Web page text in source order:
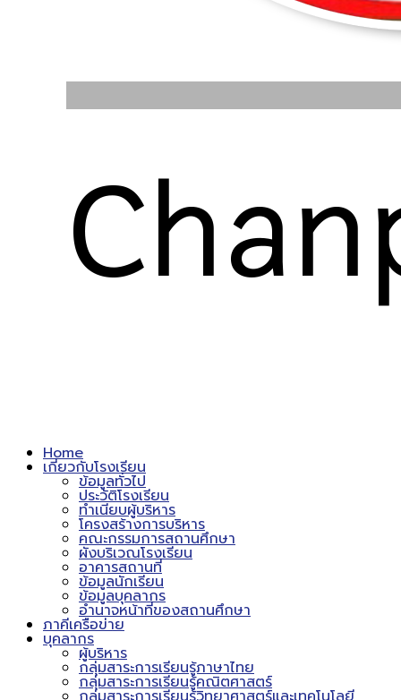
Home
เกี่ยวกับโรงเรียน
ข้อมูลทั่วไป
ประวัติโรงเรียน
ทำเนียบผู้บริหาร
โครงสร้างการบริหาร
คณะกรรมการสถานศึกษา
ผังบริเวณโรงเรียน
อาคารสถานที่
ข้อมูลนักเรียน
ข้อมูลบุคลากร
อำนาจหน้าที่ของสถานศึกษา
ภาคีเครือข่าย
บุคลากร
ผู้บริหาร
กลุ่มสาระการเรียนรู้ภาษาไทย
กลุ่มสาระการเรียนรู้คณิตศาสตร์